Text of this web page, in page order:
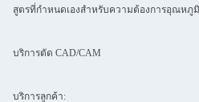
สูตรที่กําหนดเองสําหรับความต้องการอุณหภูมิ/
บริการตัด CAD/CAM
บริการลูกค้า: